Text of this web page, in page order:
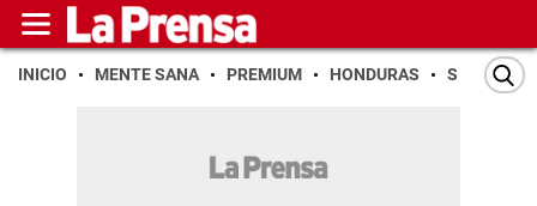
INICIO MENTE SANA PREMIUM HONDURAS SAN PEDRO